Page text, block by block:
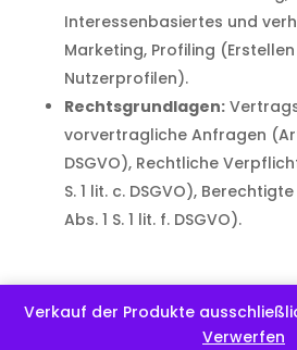
Verkauf der Produkte
Verwerfen
Interessenbasiertes und
Marketing, Profiling
Nutzerprofilen).
Rechtsgrundlagen:
vorvertragliche Anfragen (Art.
DSGVO), Rechtliche
S. 1 lit. c. DSGVO),
Abs. 1 S. 1 lit. f. DSGVO).